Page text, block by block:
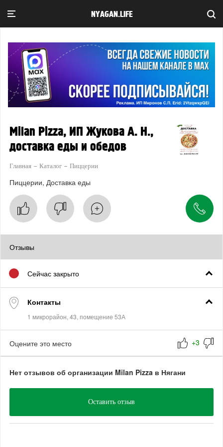
NYAGAN.LIFE
Milan Pizza, ИП Жукова А. Н.,
доставка еды и обедов
Главная Каталог Пиццерии
Пиццерии Доставка еды
Отзывы
Сейчас закрыто
Контакты
Оцените это место
Нет отзывов об организации Milan Pizza в Нягани
Оставить отзыв